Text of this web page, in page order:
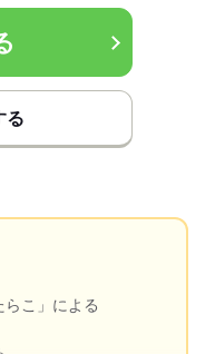
る
こ」による